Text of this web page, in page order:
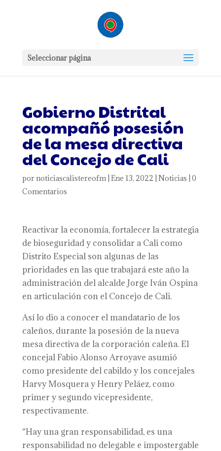
Seleccionar página
Gobierno Distrital
acompañó posesión
de la mesa directiva
del Concejo de Cali
por noticiascalistereofm| Ene 13, 2022 Noticias 0
Comentarios
Reactivar la economía, fortalecer la estrategia
de bioseguridad y consolidar a Cali como
Distrito Especial son algunas de las
prioridades en las que trabajará este año la
administración del alcalde Jorge Iván Ospina
en articulación con el Concejo de Cali.
Así lo dio a conocer el mandatario de los
caleños, durante la posesión de la nueva
mesa directiva de la corporación caleña. El
concejal Fabio Alonso Arroyave asumió
como presidente del cabildo y los concejales
Harvy Mosquera y Henry Peláez, como
primer y segundo vicepresidente,
respectivamente.
“Hay una gran responsabilidad, es una
responsabilidad no delegable e impostergable